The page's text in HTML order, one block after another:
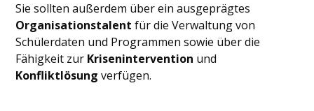
Sie sollten außerdem über ein ausgeprägtes
Organisationstalent für die Verwaltung von
Schülerdaten und Programmen sowie über die
Fähigkeit zur Krisenintervention und
Konfliktlösung verfügen.